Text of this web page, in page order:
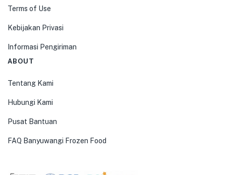
Terms of Use
Kebijakan Privasi
Informasi Pengiriman
ABOUT
Tentang Kami
Hubungi Kami
Pusat Bantuan
FAQ Banyuwangi Frozen Food